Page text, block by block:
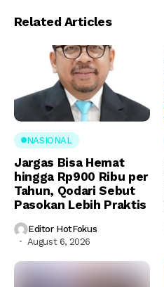
Related Articles
NASIONAL
Jargas Bisa Hemat
hingga Rp900 Ribu per
Tahun, Qodari Sebut
Pasokan Lebih Praktis
Editor HotFokus
August 6, 2026